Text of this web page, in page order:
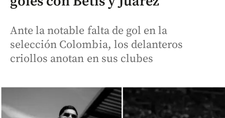
Ante la notable falta de gol en la
selección Colombia, los delanteros
criollos anotan en sus clubes